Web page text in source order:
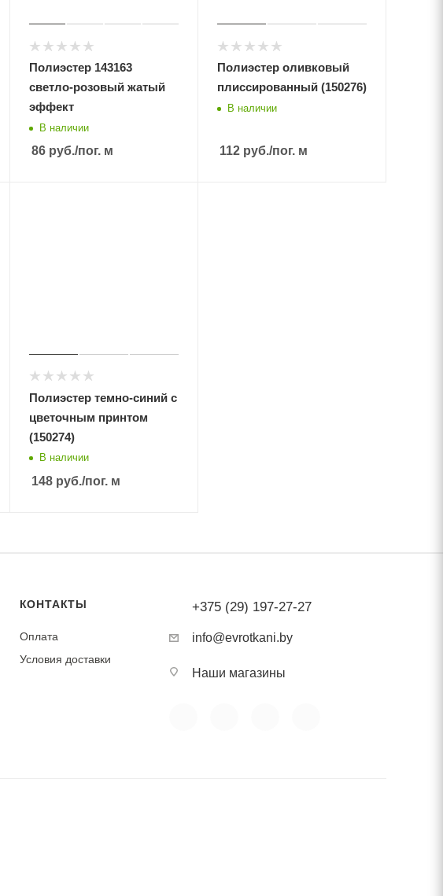
Полиэстер 143163
светло-розовый жатый
эффект
В наличии
86руб./пог. м
Полиэстер оливковый
плиссированный (150276)
В наличии
112руб./пог. м
Полиэстер темно-синий с
цветочным принтом
(150274)
В наличии
148руб./пог. м
КОНТАКТЫ
Оплата
Условия доставки
+375 (29) 197-27-27
info@evrotkani.by
Наши магазины